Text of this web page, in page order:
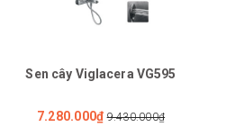
Sen cây Viglacera VG595
7.280.000₫ 9.430.000₫